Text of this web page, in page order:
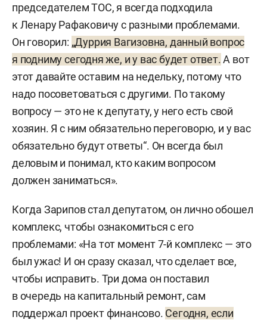
председателем ТОС, я всегда подходила
к Ленару Рафаковичу с разными проблемами.
Он говорил: „Дуррия Вагизовна, данный вопрос
я подниму сегодня же, и у вас будет ответ.А вот
этот давайте оставим на недельку, потому что
надо посоветоваться с другими. По такому
вопросу — это не к депутату, у него есть свой
хозяин. Я с ним обязательно переговорю, и у вас
обязательно будут ответы“. Он всегда был
деловым и понимал, кто каким вопросом
должен заниматься».
Когда Зарипов стал депутатом, он лично обошел
комплекс, чтобы ознакомиться с его
проблемами: «На тот момент 7-й комплекс — это
был ужас! И он сразу сказал, что сделает все,
чтобы исправить. Три дома он поставил
в очередь на капитальный ремонт, сам
поддержал проект финансово. Сегодня, если